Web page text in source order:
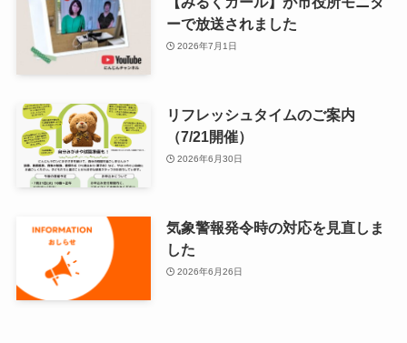
ーで放送されました
2026年7月1日
リフレッシュタイムのご案内
（7/21開催）
2026年6月30日
気象警報発令時の対応を見直しま
した
2026年6月26日